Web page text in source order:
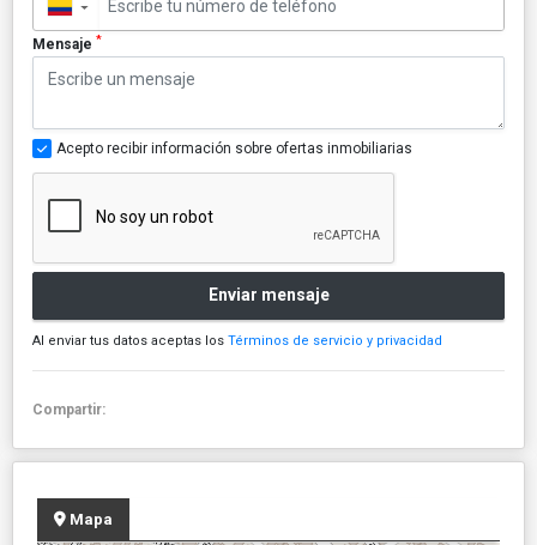
▼
Mensaje *
Acepto recibir información sobre ofertas inmobiliarias
Enviar mensaje
Al enviar tus datos aceptas los Términos de servicio y privacidad
Compartir:
Mapa